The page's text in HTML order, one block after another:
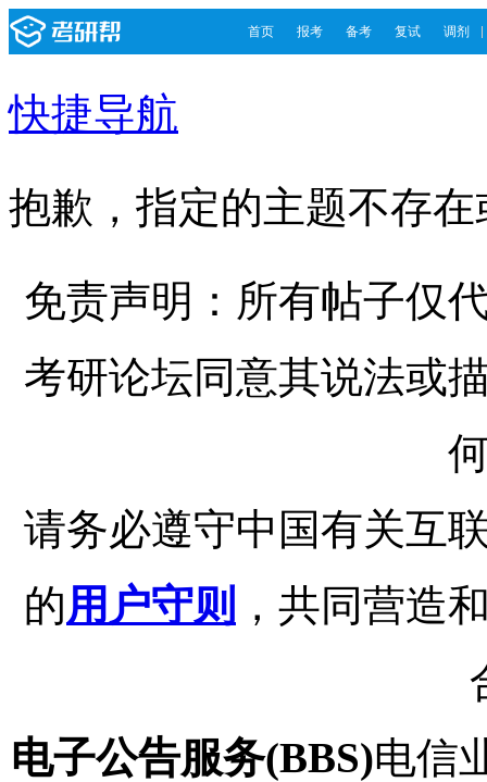
首页 报考 备考 复试 调剂
快捷导航
抱歉，指定的主题不存
免责声明：所有帖子仅
考研论坛同意其说法或
请务必遵守中国有关互
的用户守则 ，共同营造
电子公告服务(BBS)电信